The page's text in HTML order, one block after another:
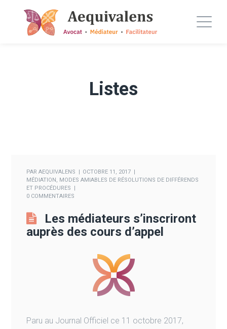
Listes
PARAEQUIVALENS
OCTOBRE 11, 2017
MÉDIATION, MODES AMIABLES DE RÉSOLUTIONS DE DIFFÉRENDS
ET PROCÉDURES
0 COMMENTAIRES
Les médiateurs s’inscriront
auprès des cours d’appel
Paru au Journal Officiel ce 11 octobre 2017,